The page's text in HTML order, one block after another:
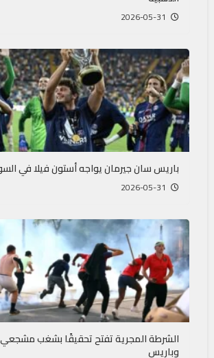
باريس سان جيرمان يواجه أستون فيلا في
الشرطة المجرية تفتح تحقيقًا بشغب مشجعي
وباريس